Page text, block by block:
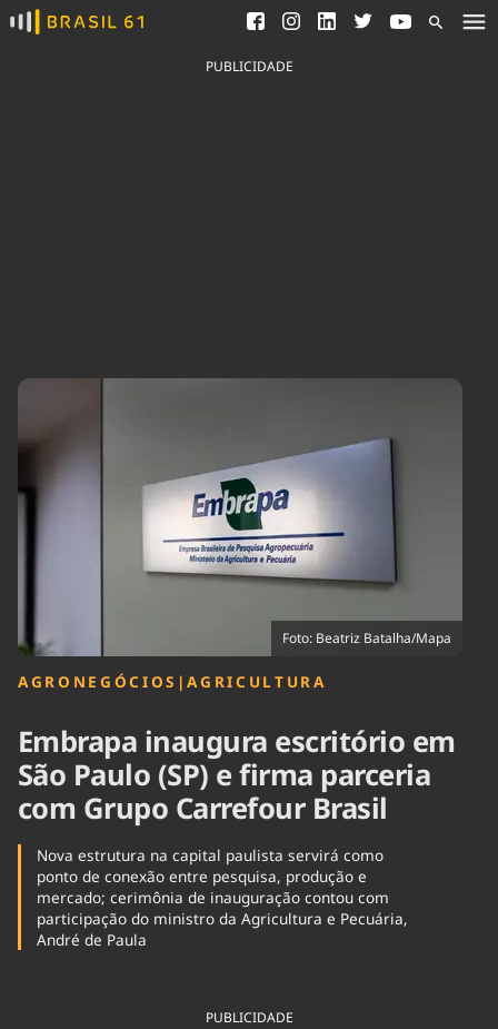
Ver todas as notícias
Saneamento
Indicadores
Brasil
Brasil Mineral
Ciência &
Tecnologia
Educação
Infraestrutura
Internacional
Podcast
Saúde
PUBLICIDADE
Foto: Beatriz Batalha/Mapa
AGRONEGÓCIOS |AGRICULTURA
Embrapa inaugura escritório em
São Paulo (SP) e firma parceria
com Grupo Carrefour Brasil
Nova estrutura na capital paulista servirá como
ponto de conexão entre pesquisa, produção e
mercado; cerimônia de inauguração contou com
participação do ministro da Agricultura e Pecuária,
André de Paula
PUBLICIDADE